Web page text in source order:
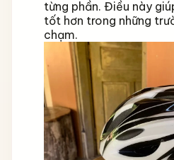
từng phần. Điều này
tốt hơn trong những
chạm.